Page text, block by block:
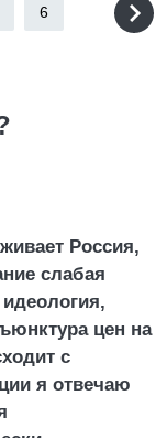
6
Россия,
слабая
цен на
с
я отвечаю